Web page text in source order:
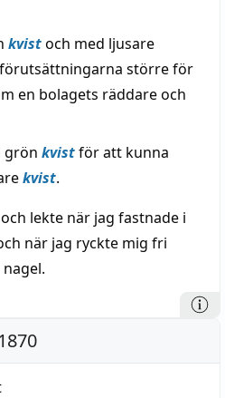
kvistoch med ljusare
större för
en bolagets räddare och
grön kvistför att kunna
kvist.
lekte när jag fastnade i
när jag ryckte mig fri